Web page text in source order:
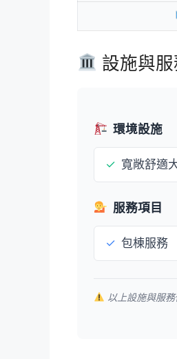
設施與
環境設施
✓ 寬敞舒適
服務項目
✓ 包棟服務
以上設施與服